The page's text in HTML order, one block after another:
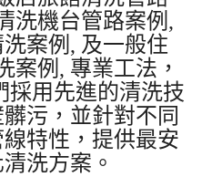
洗機台管路案例,
案例, 及一般住
案例, 專業工法，
採用先進的清洗技
污，並針對不同
特性，提供最安
洗方案。